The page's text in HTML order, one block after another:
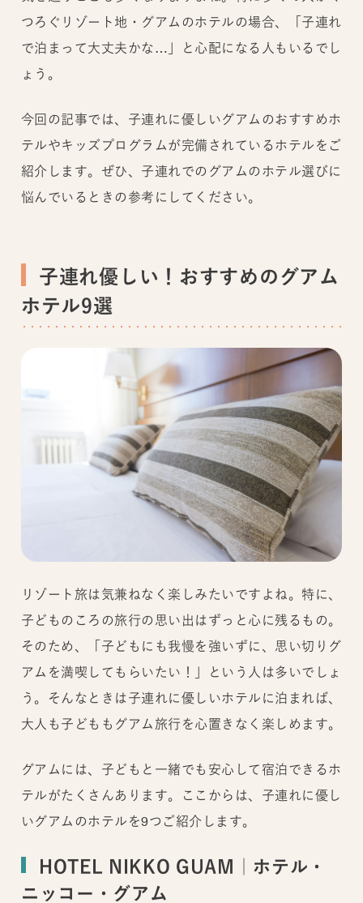
つろぐリゾート地・グアムのホテルの場合、「子連れ
で泊まって大丈夫かな…」と心配になる人もいるでし
ょう。
今回の記事では、子連れに優しいグアムのおすすめホ
テルやキッズプログラムが完備されているホテルをご
紹介します。ぜひ、子連れでのグアムのホテル選びに
悩んでいるときの参考にしてください。
子連れ優しい！おすすめのグアム
ホテル9選
リゾート旅は気兼ねなく楽しみたいですよね。特に、
子どものころの旅行の思い出はずっと心に残るもの。
そのため、「子どもにも我慢を強いずに、思い切りグ
アムを満喫してもらいたい！」という人は多いでしょ
う。そんなときは子連れに優しいホテルに泊まれば、
大人も子どももグアム旅行を心置きなく楽しめます。
グアムには、子どもと一緒でも安心して宿泊できるホ
テルがたくさんあります。ここからは、子連れに優し
いグアムのホテルを9つご紹介します。
HOTEL NIKKO GUAM｜ホテル・
ニッコー・グアム